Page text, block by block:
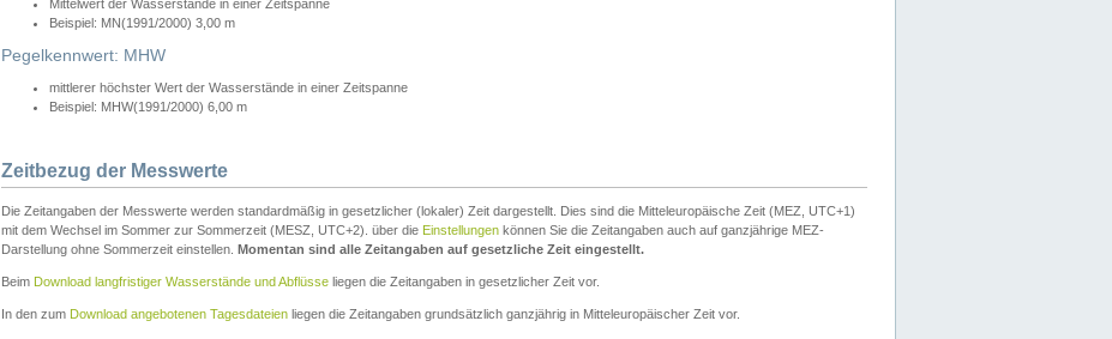
Mittelwert der Wasserstände in einer Zeitspanne
Beispiel: MN(1991/2000) 3,00 m
Pegelkennwert: MHW
mittlerer höchster Wert der Wasserstände in einer Zeitspanne
Beispiel: MHW(1991/2000) 6,00 m
Zeitbezug der Messwerte
Die Zeitangaben der Messwerte werden standardmäßig in gesetzlicher (lokaler) Zeit dargestellt. Dies sind die Mitteleuropäische Zeit (MEZ, UTC+1)
mit dem Wechsel im Sommer zur Sommerzeit (MESZ, UTC+2). über die Einstellungen können Sie die Zeitangaben auch auf ganzjährige MEZ-
Darstellung ohne Sommerzeit einstellen. Momentan sind alle Zeitangaben auf gesetzliche Zeit eingestellt.
Beim Download langfristiger Wasserstände und Abflüsse liegen die Zeitangaben in gesetzlicher Zeit vor.
In den zum Download angebotenen Tagesdateien liegen die Zeitangaben grundsätzlich ganzjährig in Mitteleuropäischer Zeit vor.